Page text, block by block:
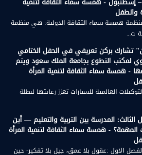
والطفل
همسة سماء الثقافة الدولية: هي منظمة
ت...
تشارك بركن تعريفي في الحفل الختامي
لمكتب التطوع بجامعة الملك سعود ويتم
- همسة سماء الثقافة لتنمية المرأة
العالمية للسيارات تعزز رعايتها لبطلة
الثالث: المدرسة بين التربية والتعليم — أين
- همسة سماء الثقافة لتنمية المرأة
الاول :عقول بلا عمق، جيل بلا تفكير- حين